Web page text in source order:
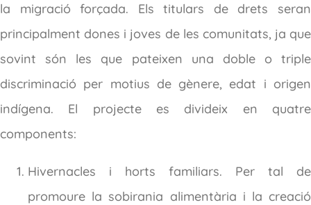
la migració forçada. Els titulars de drets seran
principalment dones i joves de les comunitats, ja que
sovint són les que pateixen una doble o triple
discriminació per motius de gènere, edat i origen
indígena. El projecte es divideix en quatre
components:
Hivernacles i horts familiars. Per tal de
promoure la sobirania alimentària i la creació